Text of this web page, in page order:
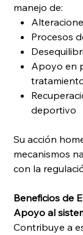
manejo de:
Procesos
Apoyo en
deportivo
Su acción
mecanismos
con la
Beneficios de
Apoyo al
Contribuye a